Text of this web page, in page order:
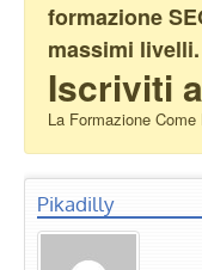
formazione
massimi livelli.
Iscriviti
La Formazione Come
Pikadilly